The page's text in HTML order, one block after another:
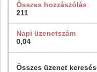
Összes hozzászólás
211
Napi üzenetszám
0,04
Összes üzenet